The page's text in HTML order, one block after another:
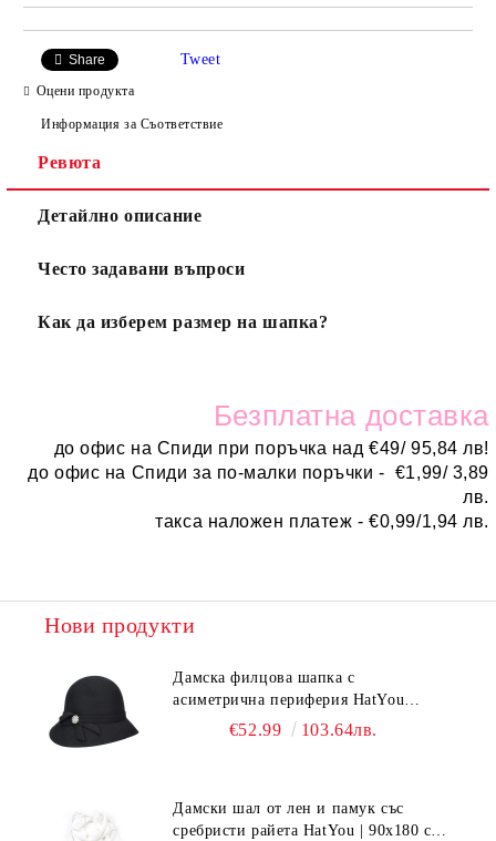
Share Tweet
Оцени продукта
Информация за Съответствие
Ревюта
Детайлно описание
Често задавани въпроси
Как да изберем размер на шапка?
Безплатна доставка
до офис на Спиди при поръчка над€49/ 95,84 лв!
до офис на Спиди за по-малки поръчки - €1,99/ 3,89
лв.
такса наложен платеж -€0,99/1,94 лв.
Нови продукти
Дамска филцова шапка с
асиметрична периферия HatYou
CF0376 | Черен
€52.99 103.64лв.
Дамски шал от лен и памук със
сребристи райета HatYou | 90x180 см |